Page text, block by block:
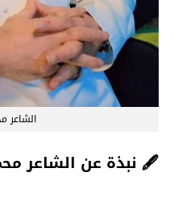
الشاعر
🖋️نبذة عن الشاعر